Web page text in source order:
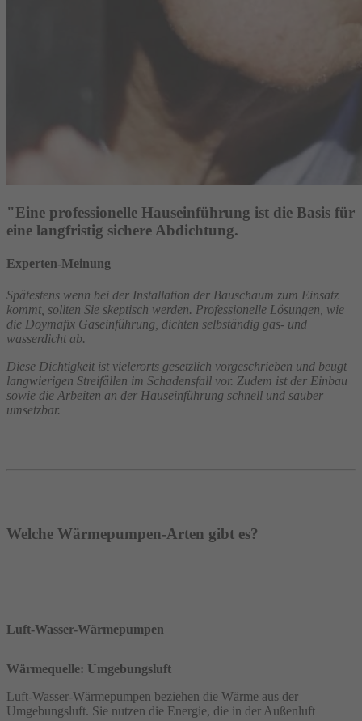
"Eine professionelle Hauseinführung ist die Basis für
eine langfristig sichere Abdichtung.
Experten-Meinung
Spätestens wenn bei der Installation der Bauschaum zum Einsatz
kommt, sollten Sie skeptisch werden. Professionelle Lösungen, wie
die Doymafix Gaseinführung, dichten selbständig gas- und
wasserdicht ab.
Diese Dichtigkeit ist vielerorts gesetzlich vorgeschrieben und beugt
langwierigen Streifällen im Schadensfall vor. Zudem ist der Einbau
sowie die Arbeiten an der Hauseinführung schnell und sauber
umsetzbar.
Welche Wärmepumpen-Arten gibt es?
Luft-Wasser-Wärmepumpen
Wärmequelle: Umgebungsluft
Luft-Wasser-Wärmepumpen beziehen die Wärme aus der
Umgebungsluft. Sie nutzen die Energie, die in der Außenluft